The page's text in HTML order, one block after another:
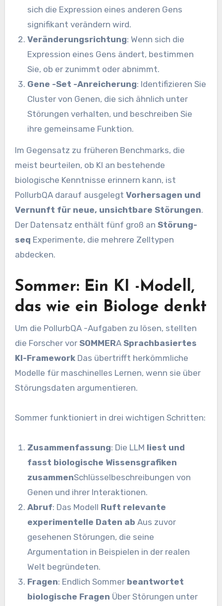
sich die Expression eines anderen Gens
signifikant verändern wird.
Veränderungsrichtung: Wenn sich die
Expression eines Gens ändert, bestimmen
Sie, ob er zunimmt oder abnimmt.
Gene -Set -Anreicherung: Identifizieren Sie
Cluster von Genen, die sich ähnlich unter
Störungen verhalten, und beschreiben Sie
ihre gemeinsame Funktion.
Im Gegensatz zu früheren Benchmarks, die
meist beurteilen, ob KI an bestehende
biologische Kenntnisse erinnern kann, ist
PollurbQA darauf ausgelegt Vorhersagen und
Vernunft für neue, unsichtbare Störungen.
Der Datensatz enthält fünf groß an Störung-
seq Experimente, die mehrere Zelltypen
abdecken.
Sommer: Ein KI -Modell,
das wie ein Biologe denkt
Um die PollurbQA -Aufgaben zu lösen, stellten
die Forscher vor SOMMERA Sprachbasiertes
KI-FrameworkDas übertrifft herkömmliche
Modelle für maschinelles Lernen, wenn sie über
Störungsdaten argumentieren.
Sommer funktioniert in drei wichtigen Schritten:
Zusammenfassung: Die LLM liest und
fasst biologische Wissensgrafiken
zusammenSchlüsselbeschreibungen von
Genen und ihrer Interaktionen.
Abruf: Das Modell Ruft relevante
experimentelle Daten ab Aus zuvor
gesehenen Störungen, die seine
Argumentation in Beispielen in der realen
Welt begründeten.
Fragen: Endlich Sommer beantwortet
biologische Fragen Über Störungen unter